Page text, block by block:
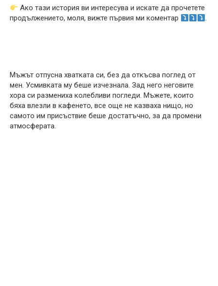
Ако тази история ви интересува и искате да прочетете
продължението, моля, вижте първия ми коментар
.
Мъжът отпусна хватката си, без да откъсва поглед от
мен. Усмивката му беше изчезнала. Зад него неговите
хора си размениха колебливи погледи. Мъжете, които
бяха влезли в кафенето, все още не казваха нищо, но
самото им присъствие беше достатъчно, за да промени
атмосферата.